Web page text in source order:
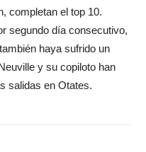
completan el top 10.
segundo día consecutivo,
haya sufrido un
y su copiloto han
salidas en Otates.